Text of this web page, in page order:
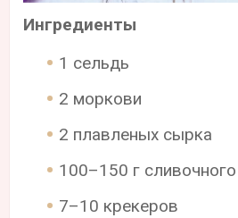
Ингредиенты
1 сельдь
2 моркови
2 плавленых сырка
100–150 г
7–10 крекеров